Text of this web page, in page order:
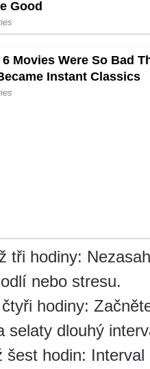
tři hodiny:
nebo stresu.
hodiny:
selaty dlouhý
šest hodin: